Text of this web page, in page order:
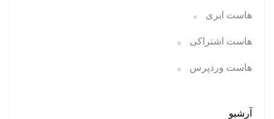
هاست ابری
هاست اشتراکی
هاست وردپرس
آرشیو